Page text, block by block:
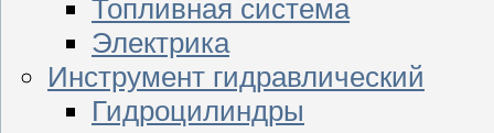
Топливная система
Электрика
Инструмент гидравлический
Гидроцилиндры